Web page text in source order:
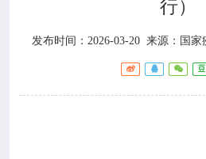
工作重点
行）
发布时间：2026-03-20 来源： 国家